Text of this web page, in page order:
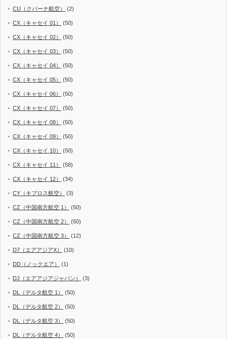
CU（クバーナ航空） (2)
CX（キャセイ 01） (50)
CX（キャセイ 02） (50)
CX（キャセイ 03） (50)
CX（キャセイ 04） (50)
CX（キャセイ 05） (50)
CX（キャセイ 06） (50)
CX（キャセイ 07） (50)
CX（キャセイ 08） (50)
CX（キャセイ 09） (50)
CX（キャセイ 10） (50)
CX（キャセイ 11） (58)
CX（キャセイ 12） (34)
CY（キプロス航空） (3)
CZ（中国南方航空 1） (50)
CZ（中国南方航空 2） (50)
CZ（中国南方航空 3） (12)
D7（エアアジアX） (10)
DD（ノックエア） (1)
DJ（エアアジアジャパン） (3)
DL（デルタ航空 1） (50)
DL（デルタ航空 2） (50)
DL（デルタ航空 3） (50)
DL（デルタ航空 4） (50)